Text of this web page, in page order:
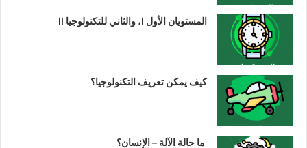
المستويان الأول I، والثاني للتكنولوجيا II
كيف يمكن تعريف التكنولوجيا؟
ما حالة الآلة – الإنسان؟